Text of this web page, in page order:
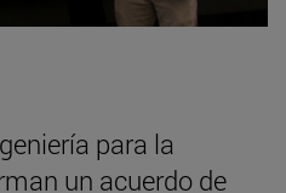
para la
un acuerdo de